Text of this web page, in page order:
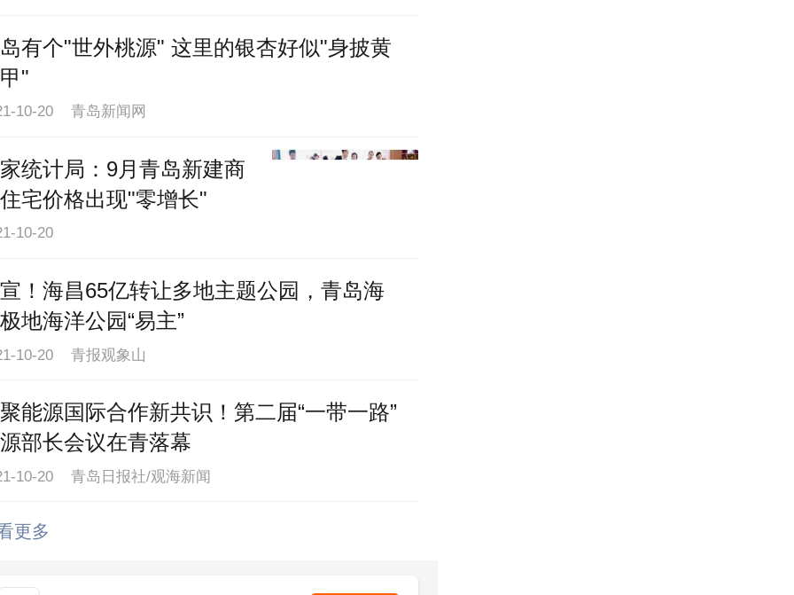
有个"世外桃源" 这里的银杏好似"身披黄
"
10-20 青岛新闻网
统计局：9月青岛新建商
宅价格出现"零增长"
10-20
！海昌65亿转让多地主题公园，青岛海
地海洋公园“易主”
10-20 青报观象山
能源国际合作新共识！第二届“一带一路”
部长会议在青落幕
10-20 青岛日报社/观海新闻
更多